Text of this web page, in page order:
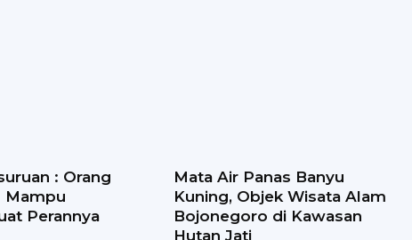
: Orang
Mampu
Perannya
Mata Air Panas Banyu
Kuning, Objek Wisata Alam
Bojonegoro di Kawasan
Hutan Jati